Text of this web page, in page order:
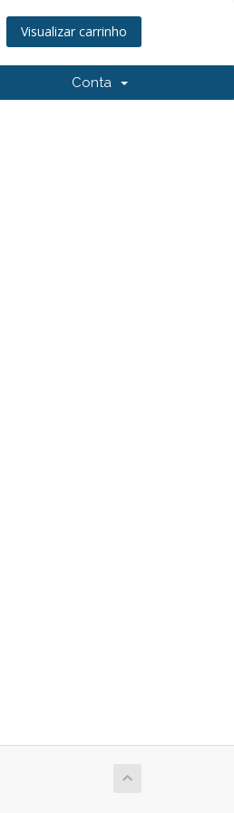
Visualizar carrinho
Conta